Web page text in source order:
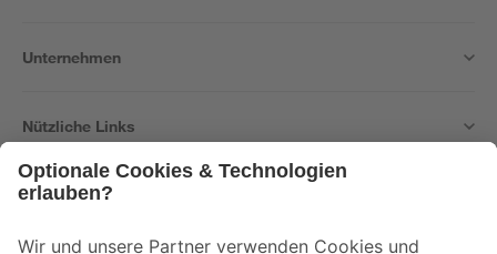
Unternehmen
Nützliche Links
Der toom Newsletter: Keine Angebote und Aktionen mehr verpassen!